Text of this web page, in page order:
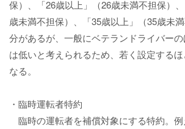
保）、「26歳以上」（26歳未満不担保）
歳未満不担保）、「35歳以上」（35歳未
分があるが、一般にベテランドライバー
は低いと考えられるため、若く設定するほ
なる。
・臨時運転者特約
臨時の運転者を補償対象にする特約。